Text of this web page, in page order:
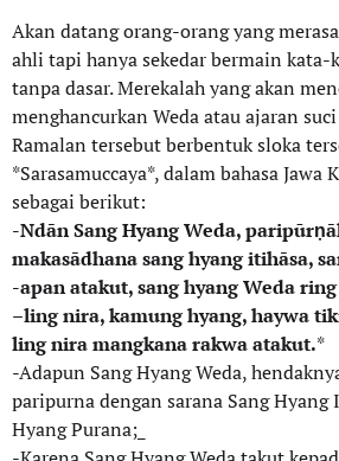
Akan datang orang-orang yang
ahli tapi hanya sekedar bermain
tanpa dasar. Merekalah yang akan
menghancurkan Weda atau ajaran
Ramalan tersebut berbentuk sloka
*Sarasamuccaya*, dalam bahasa Jawa
sebagai berikut:
-Ndān Sang Hyang Weda,
makasādhana sang hyang itihāsa,
-apan atakut, sang hyang Weda
–ling nira, kamung hyang, haywa
ling nira mangkana rakwa atakut.*
-Adapun Sang Hyang Weda,
paripurna dengan sarana Sang Hyang
Hyang Purana;_